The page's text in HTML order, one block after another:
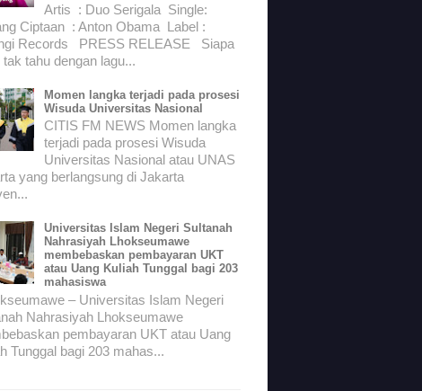
Artis : Duo Serigala Single:
Ciptaan : Anton Obama Label :
Records PRESS RELEASE Siapa
tahu dengan lagu...
Momen langka terjadi pada prosesi
Wisuda Universitas Nasional
CITIS FM NEWS Momen langka
terjadi pada prosesi Wisuda
Universitas Nasional atau UNAS
yang berlangsung di Jakarta
Universitas Islam Negeri Sultanah
Nahrasiyah Lhokseumawe
membebaskan pembayaran UKT
atau Uang Kuliah Tunggal bagi 203
mahasiswa
– Universitas Islam Negeri
Nahrasiyah Lhokseumawe
pembayaran UKT atau Uang
Tunggal bagi 203 mahas...